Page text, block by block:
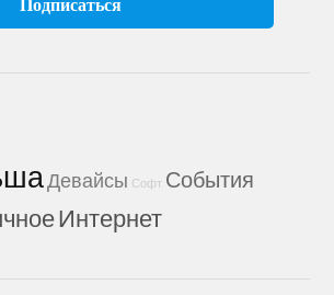
Девайсы Софт События
Интернет